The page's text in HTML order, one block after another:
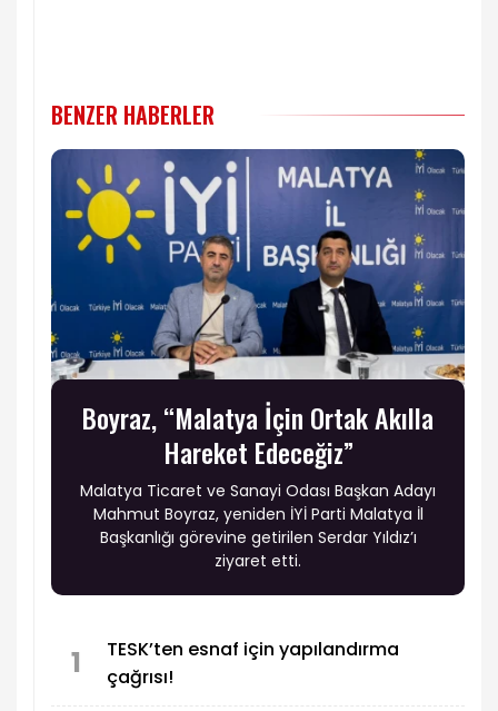
BENZER HABERLER
Boyraz, “Malatya İçin Ortak Akılla
Hareket Edeceğiz”
Malatya Ticaret ve Sanayi Odası Başkan Adayı
Mahmut Boyraz, yeniden İYİ Parti Malatya İl
Başkanlığı görevine getirilen Serdar Yıldız’ı
ziyaret etti.
1
TESK’ten esnaf için yapılandırma
çağrısı!